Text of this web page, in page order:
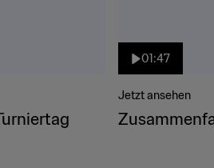
01:47
Jetzt ansehen